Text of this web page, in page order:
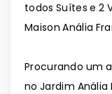
todos Suítes e 2
Maison Anália
Procurando um
no Jardim